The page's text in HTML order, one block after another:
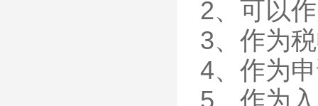
2、可以
3、作为
4、作为
5、作为